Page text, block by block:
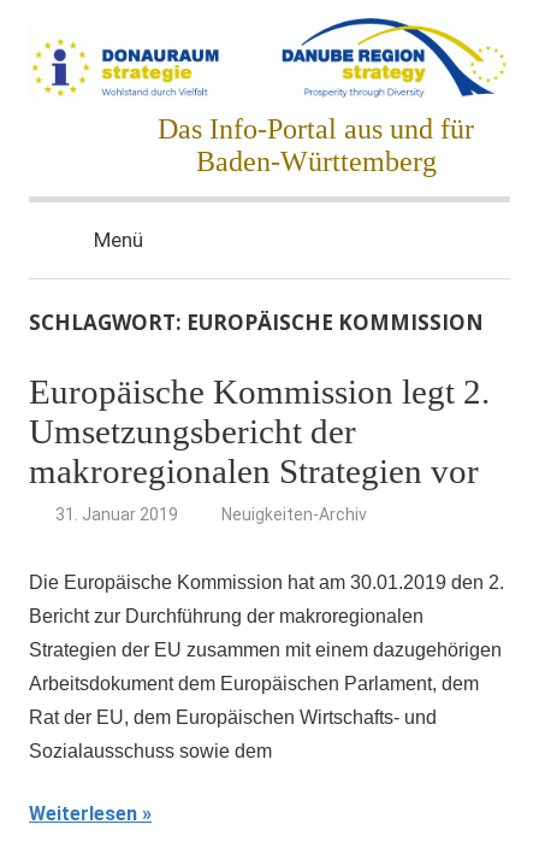
Inhalt
springen
Donauraumstrategie
Das Info-Portal aus und für
Baden-Württemberg
Menü
SCHLAGWORT: EUROPÄISCHE KOMMISSION
Europäische Kommission legt 2.
Umsetzungsbericht der
makroregionalen Strategien vor
31. Januar 2019 Neuigkeiten-Archiv
Die Europäische Kommission hat am 30.01.2019 den 2.
Bericht zur Durchführung der makroregionalen
Strategien der EU zusammen mit einem dazugehörigen
Arbeitsdokument dem Europäischen Parlament, dem
Rat der EU, dem Europäischen Wirtschafts- und
Sozialausschuss sowie dem
Weiterlesen